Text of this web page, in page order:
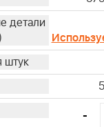
-